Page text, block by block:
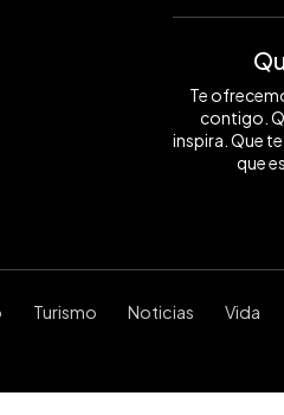
Te
contigo.
inspira. Que
que
Turismo Noticias Vida